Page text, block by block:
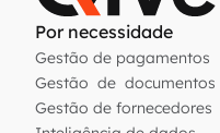
Por necessidade
Gestão de pagamentos
Gestão de documentos
Gestão de fornecedores